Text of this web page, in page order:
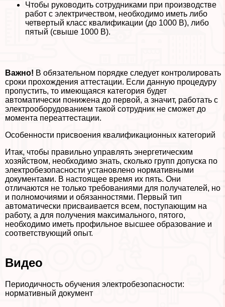
Чтобы руководить сотрудниками при производстве
работ с электричеством, необходимо иметь либо
четвертый класс квалификации (до 1000 В), либо
пятый (свыше 1000 В).
Важно! В обязательном порядке следует контролировать
сроки прохождения аттестации. Если данную процедуру
пропустить, то имеющаяся категория будет
автоматически понижена до первой, а значит, работать с
электрооборудованием такой сотрудник не сможет до
момента переаттестации.
Особенности присвоения квалификационных категорий
Итак, чтобы правильно управлять энергетическим
хозяйством, необходимо знать, сколько групп допуска по
электробезопасности установлено нормативными
документами. В настоящее время их пять. Они
отличаются не только требованиями для получателей, но
и полномочиями и обязанностями. Первый тип
автоматически присваивается всем, поступающим на
работу, а для получения максимального, пятого,
необходимо иметь профильное высшее образование и
соответствующий опыт.
Видео
Периодичность обучения электробезопасности:
нормативный документ